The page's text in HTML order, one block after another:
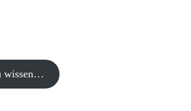
wissen…